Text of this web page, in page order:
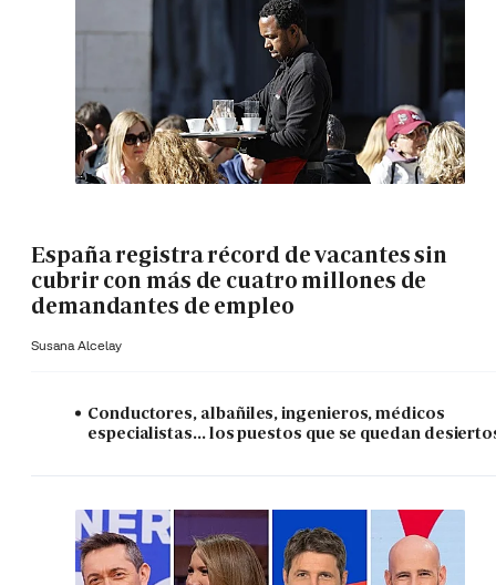
España registra récord de vacantes sin
cubrir con más de cuatro millones de
demandantes de empleo
Susana Alcelay
Conductores, albañiles, ingenieros, médicos
especialistas... los puestos que se quedan